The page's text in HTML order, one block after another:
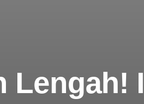
Lengah!